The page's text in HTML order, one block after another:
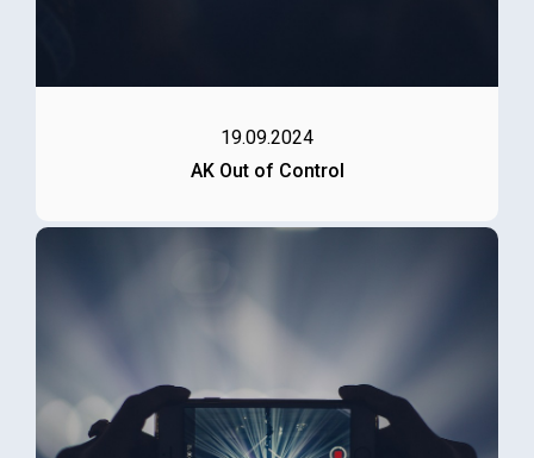
19.09.2024
AK Out of Control